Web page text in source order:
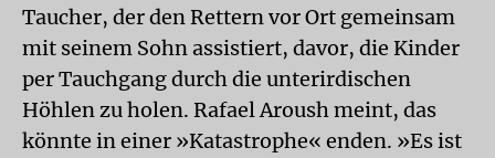
Taucher, der den Rettern vor Ort gemeinsam
mit seinem Sohn assistiert, davor, die Kinder
per Tauchgang durch die unterirdischen
Höhlen zu holen. Rafael Aroush meint, das
könnte in einer »Katastrophe« enden. »Es ist